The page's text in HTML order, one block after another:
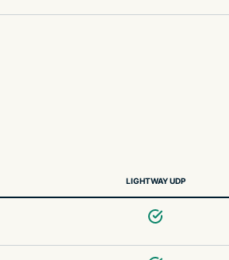
LIGHTWAY UDP